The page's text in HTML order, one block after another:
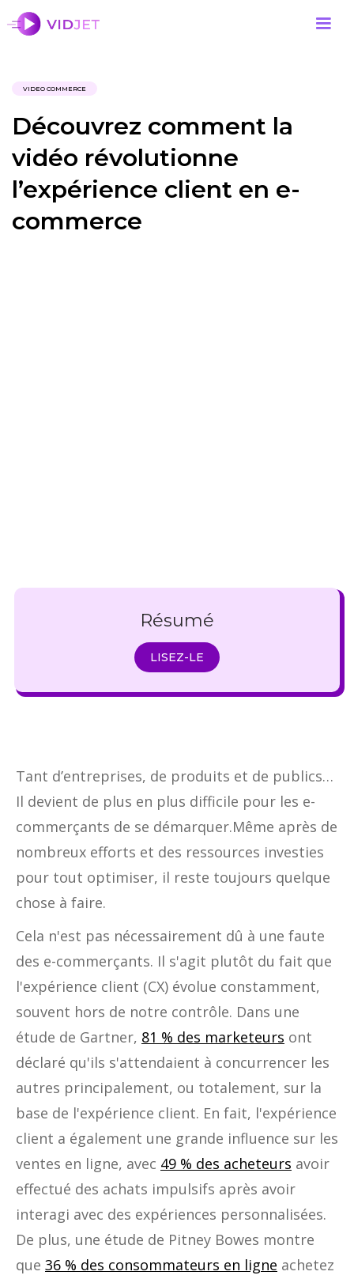
VIDEO COMMERCE
Découvrez comment la
vidéo révolutionne
l’expérience client en e-
commerce
Résumé
LISEZ-LE
Tant d’entreprises, de produits et de publics…
Il devient de plus en plus difficile pour les e-
commerçants de se démarquer.Même après de
nombreux efforts et des ressources investies
pour tout optimiser, il reste toujours quelque
chose à faire.
Cela n'est pas nécessairement dû à une faute
des e-commerçants. Il s'agit plutôt du fait que
l'expérience client (CX) évolue constamment,
souvent hors de notre contrôle. Dans une
étude de Gartner, 81 % des marketeurs ont
déclaré qu'ils s'attendaient à concurrencer les
autres principalement, ou totalement, sur la
base de l'expérience client. En fait, l'expérience
client a également une grande influence sur les
ventes en ligne, avec 49 % des acheteurs avoir
effectué des achats impulsifs après avoir
interagi avec des expériences personnalisées.
De plus, une étude de Pitney Bowes montre
que 36 % des consommateurs en ligne achetez